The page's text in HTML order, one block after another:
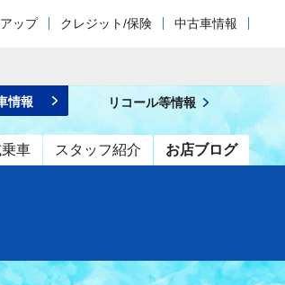
ップ クレジット/保険 中古車情報
車 スタッフ紹介 お店ブログ
情報 リコール等情報